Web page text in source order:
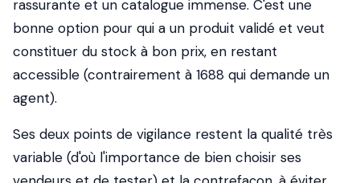
rassurante et un catalogue immense. C'est une
bonne option pour qui a un produit validé et veut
constituer du stock à bon prix, en restant
accessible (contrairement à 1688 qui demande un
agent).
Ses deux points de vigilance restent la qualité très
variable (d'où l'importance de bien choisir ses